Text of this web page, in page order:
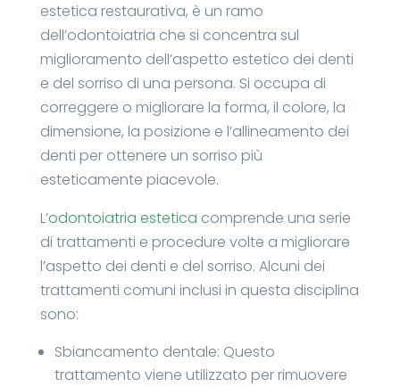
estetica restaurativa, è un ramo
dell’odontoiatria che si concentra sul
miglioramento dell’aspetto estetico dei denti
e del sorriso di una persona. Si occupa di
correggere o migliorare la forma, il colore, la
dimensione, la posizione e l’allineamento dei
denti per ottenere un sorriso più
esteticamente piacevole.
L’odontoiatria estetica comprende una serie
di trattamenti e procedure volte a migliorare
l’aspetto dei denti e del sorriso. Alcuni dei
trattamenti comuni inclusi in questa disciplina
sono:
Sbiancamento dentale: Questo
trattamento viene utilizzato per rimuovere